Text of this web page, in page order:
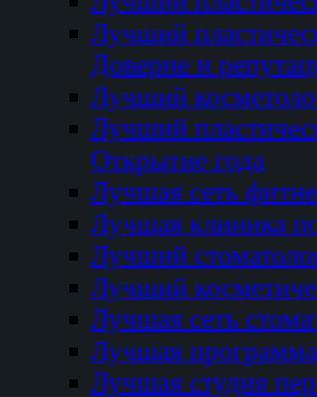
Лучший
Доверие и
Лучший
Лучший
Открытие года
Лучшая сеть
Лучшая клиника
Лучший
Лучший
Лучшая сеть
Лучшая программа
Лучшая студия